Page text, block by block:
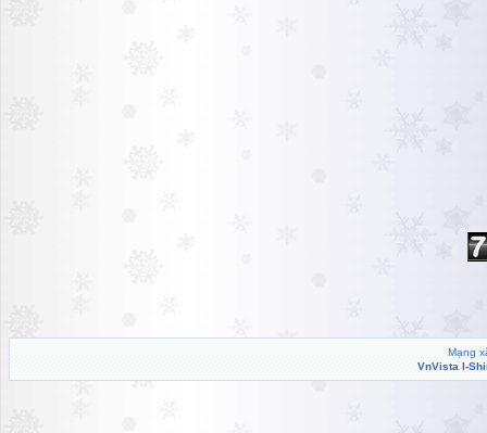
Mạng
VnVista I-